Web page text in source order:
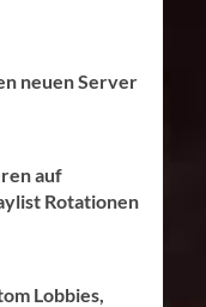
neuen Server
auf
Rotationen
Lobbies,